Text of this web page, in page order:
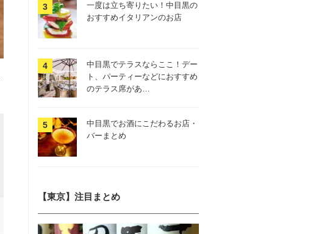
一度は立ち寄りたい！中目黒の
おすすめイタリアンのお店
中目黒でテラスならここ！デー
ト、パーティーなどにおすすめ
のテラス席があ…
中目黒でお酒にこだわるお店・
バーまとめ
【東京】注目まとめ